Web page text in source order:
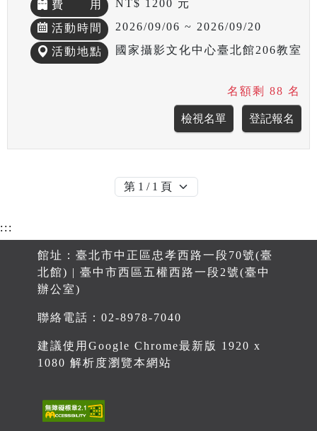
費 用 NT$ 1200 元
活動時間 2026/09/06 ~ 2026/09/20
活動地點 國家攝影文化中心臺北館206教室
名額剩 88 名
:::
館址：臺北市中正區忠孝西路一段70號(臺
北館) | 臺中市西區五權西路一段2號(臺中
辦公室)
聯絡電話：02-8978-7040
建議使用Google Chrome最新版 1920 x
1080 解析度瀏覽本網站